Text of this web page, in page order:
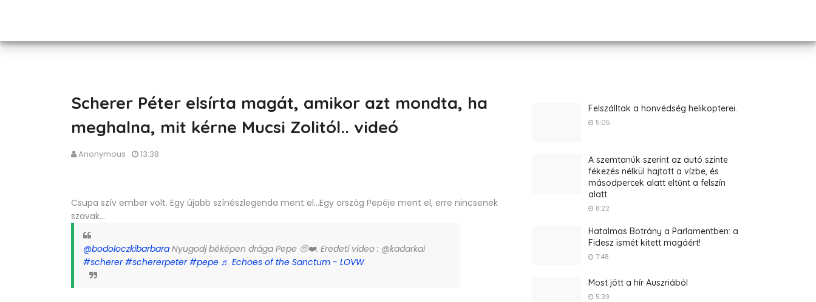
Scherer Péter elsírta magát, amikor azt mondta, ha
meghalna, mit kérne Mucsi Zolitól.. videó
Anonymous 13:38
Csupa szív ember volt. Egy újabb színészlegenda ment el...Egy ország Pepéje ment el, erre nincsenek
szavak...
@bodoloczkibarbara Nyugodj béképen drága Pepe 🥺❤️. Eredeti video : @kadarkai
#scherer #schererpeter #pepe ♬ Echoes of the Sanctum - LOVW
Felszálltak a honvédség helikopterei.
5:05
A szemtanúk szerint az autó szinte
fékezés nélkül hajtott a vízbe, és
másodpercek alatt eltűnt a felszín
alatt.
8:22
Hatalmas Botrány a Parlamentben: a
Fidesz ismét kitett magáért!
7:48
Most jött a hír Auszriából
5:39